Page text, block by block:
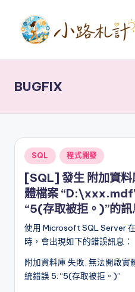
札
記
健
康
財
技
術
分
享
BUGFIX
Posted
in
SQL 程式開發
[SQL] 發生 附加資
體檔案
“5(存取被拒。)”的
使用 Microsoft SQL Server
時，會出現如下的錯誤訊息：
附加資料庫 失敗, 無法開啟
統錯誤 5: “5(存取被拒。)”